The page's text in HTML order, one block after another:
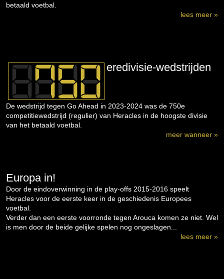
betaald voetbal.
lees meer »
eredivisie-wedstrijden
De wedstrijd tegen Go Ahead in 2023-2024 was de 750e
competitiewedstrijd (regulier) van Heracles in de hoogste divisie
van het betaald voetbal.
meer wanneer »
Europa in!
Door de eindoverwinning in de play-offs 2015-2016 speelt
Heracles voor de eerste keer in de geschiedenis Europees
voetbal.
Verder dan een eerste voorronde tegen Arouca komen ze niet. Wel
is men door de beide gelijke spelen nog ongeslagen...
lees meer »